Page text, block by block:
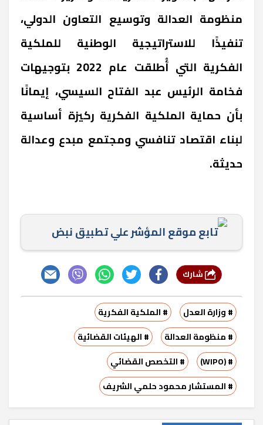
منظومة العدالة وتوسيع التعاون الدولي،
تنفيذًا للاستراتيجية الوطنية للملكية
الفكرية التي أُطلقت عام 2022 بتوجيهات
فخامة الرئيس عبد الفتاح السيسي، إيمانًا
بأن حماية الملكية الفكرية ركيزة أساسية
لبناء اقتصاد تنافسي ومجتمع مبدع وعدالة
حديثة.
تابع موقع المؤشر علي تطبيق نبض
# وزارة العدل
# الملكية الفكرية
# منظومة العدالة
# الهيئات القضائية
# (WIPO)
# التخصص القضائي
# المستشار محمود حلمي الشريف